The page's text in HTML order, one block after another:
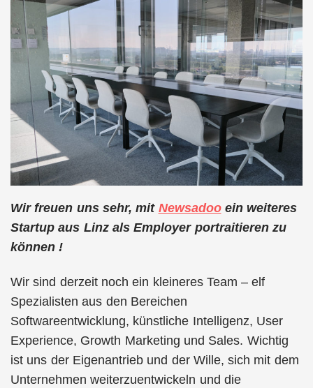
Wir freuen uns sehr, mit Newsadooein weiteres
Startup aus Linz als Employer portraitieren zu
können !
Wir sind derzeit noch ein kleineres Team – elf
Spezialisten aus den Bereichen
Softwareentwicklung, künstliche Intelligenz, User
Experience, Growth Marketing und Sales. Wichtig
ist uns der Eigenantrieb und der Wille, sich mit dem
Unternehmen weiterzuentwickeln und die